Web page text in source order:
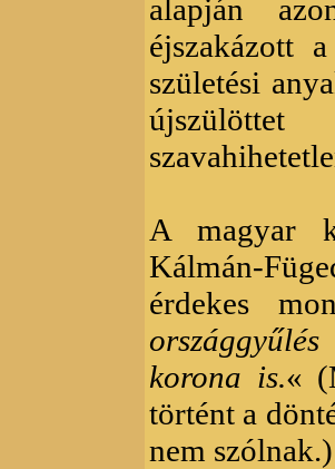
alapján
éjszakázott
születési
A magyar
Kálmán-
érdekes
korona is.«
történt a
nem szólnak.)